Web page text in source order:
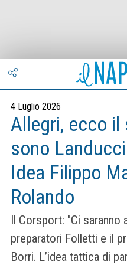
4 Luglio 2026
Allegri, ecco
sono
Idea Filippo
Rolando
Il Corsport: "Ci saranno
pre­pa­ra­tori Fol­letti e il
Borri. L’idea tat­tica di